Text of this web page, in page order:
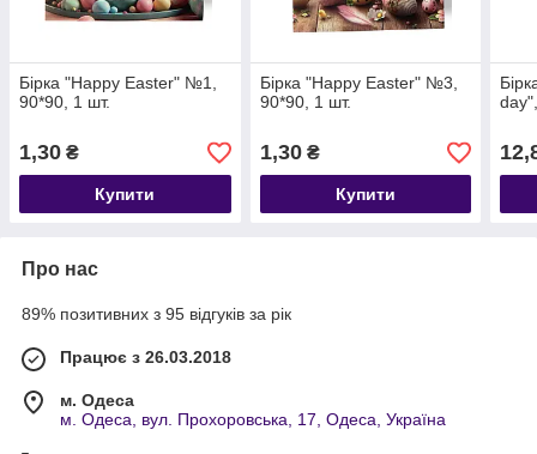
Бірка "Happy Easter" №1,
90*90, 1 шт.
1,30 ₴
Купити
Бірка "Happy Easter" №3,
90*90, 1 шт.
1,30₴
Купити
Про нас
89% позитивних з 95 відгуків за рік
Працює з 26.03.2018
м. Одеса
м. Одеса, вул. Прохоровська, 17, Одеса, Україна